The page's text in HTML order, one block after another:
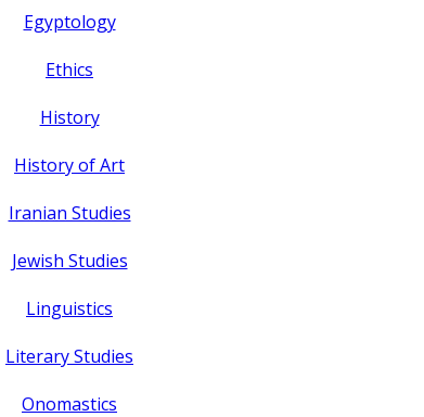
Egyptology
Ethics
History
History of Art
Iranian Studies
Jewish Studies
Linguistics
Literary Studies
Onomastics